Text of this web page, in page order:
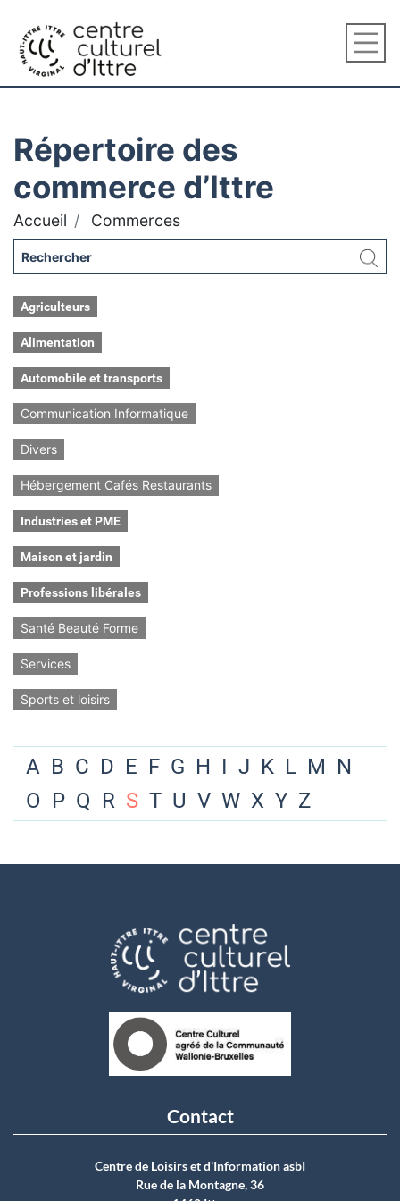
Répertoire des
commerce d’Ittre
Accueil Commerces
Agriculteurs
Alimentation
Automobile et transports
Communication Informatique
Divers
Hébergement Cafés Restaurants
Industries et PME
Maison et jardin
Professions libérales
Santé Beauté Forme
Services
Sports et loisirs
A B C D E F G H I J K L M N
O P Q R S T U V W X Y Z
Contact
Centre de Loisirs et d'Information asbI
Rue de la Montagne, 36